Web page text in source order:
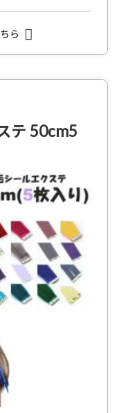
ら
テ 50cm5